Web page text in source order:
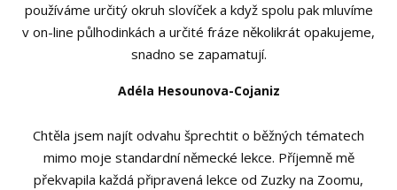
používáme určitý okruh slovíček a když spolu pak mluvíme
v on-line půlhodinkách a určité fráze několikrát opakujeme,
snadno se zapamatují.
Adéla Hesounova-Cojaniz
Chtěla jsem najít odvahu šprechtit o běžných tématech
mimo moje standardní německé lekce. Příjemně mě
překvapila každá připravená lekce od Zuzky na Zoomu,